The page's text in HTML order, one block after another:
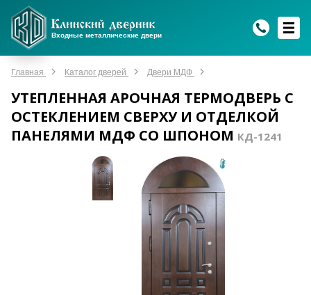
Входные металлические двери
Главная Каталог дверей Двери МДФ
УТЕПЛЕННАЯ АРОЧНАЯ ТЕРМОДВЕРЬ С
ОСТЕКЛЕНИЕМ СВЕРХУ И ОТДЕЛКОЙ
ПАНЕЛЯМИ МДФ СО ШПОНОМ КД-1241
Max
Мы онлайн!
WhatsApp
Мы онлайн!
Telegram
Мы онлайн!
Max
Мы онлайн!
WhatsApp
Мы онлайн!